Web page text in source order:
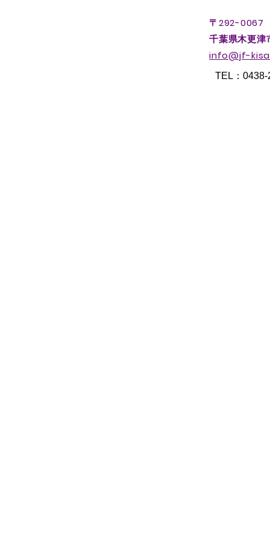
〒292-0067
千葉県木更津
info@jf-
TEL：0438-